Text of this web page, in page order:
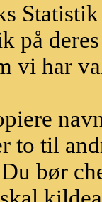
på
vi har
to til
bør